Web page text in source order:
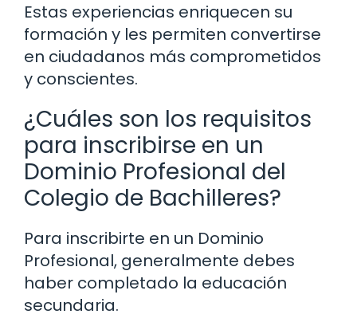
Estas experiencias enriquecen su
formación y les permiten convertirse
en ciudadanos más comprometidos
y conscientes.
¿Cuáles son los requisitos
para inscribirse en un
Dominio Profesional del
Colegio de Bachilleres?
Para inscribirte en un Dominio
Profesional, generalmente debes
haber completado la educación
secundaria.